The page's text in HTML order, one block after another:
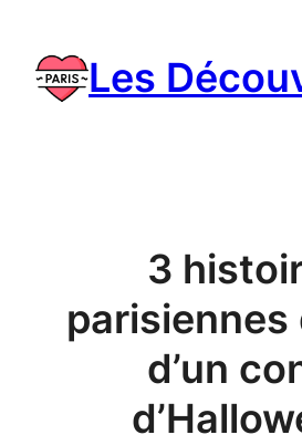
content
Les
3
parisiennes
d’un